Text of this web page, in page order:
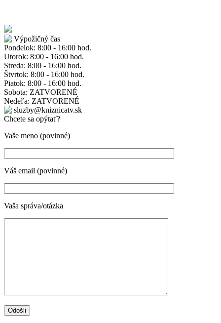
Výpožičný čas
Pondelok: 8:00 - 16:00 hod.
Utorok: 8:00 - 16:00 hod.
Streda: 8:00 - 16:00 hod.
Štvrtok: 8:00 - 16:00 hod.
Piatok: 8:00 - 16:00 hod.
Sobota: ZATVORENÉ
Nedeľa: ZATVORENÉ
sluzby@kniznicatv.sk
Chcete sa opýtať?
Vaše meno (povinné)
Váš email (povinné)
Vaša správa/otázka